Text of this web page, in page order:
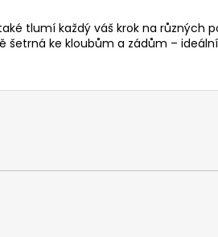
tlumí každý váš krok na různých
ke kloubům a zádům –